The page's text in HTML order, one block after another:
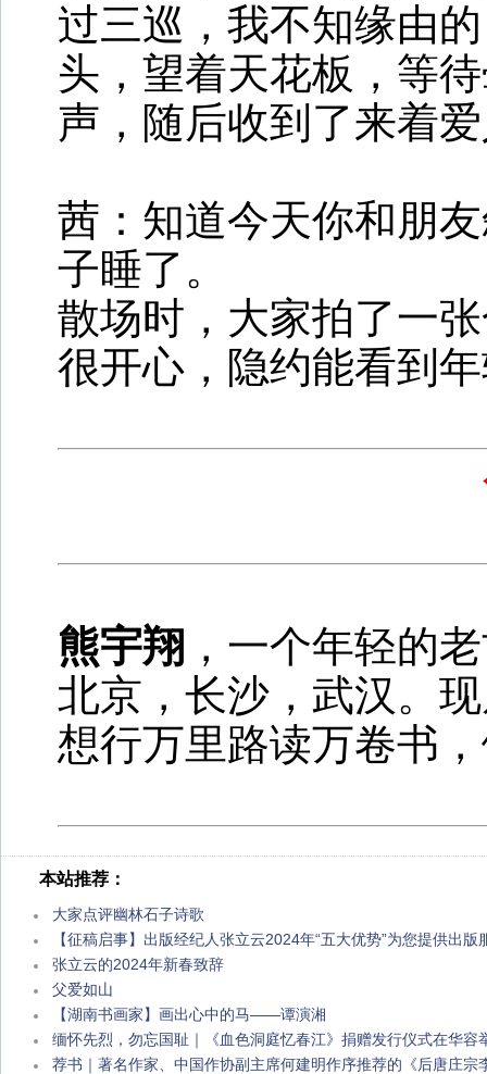
过三巡，我不知缘由
头，望着天花板，等
声，随后收到了来着
茜：知道今天你和朋
子睡了。
散场时，大家拍了一
很开心，隐约能看到
熊宇翔 ，一个年轻的
北京，长沙，武汉。
想行万里路读万卷书
本站推荐：
大家点评幽林石子诗歌
【征稿启事】出版经纪人张立云2024年“五大优势”为您提供出版
张立云的2024年新春致辞
父爱如山
【湖南书画家】画出心中的马——谭演湘
缅怀先烈，勿忘国耻｜《血色洞庭忆春江》捐赠发行仪式在华容
荐书｜著名作家、中国作协副主席何建明作序推荐的《后唐庄宗